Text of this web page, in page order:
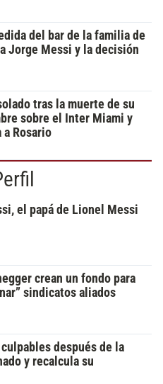
del bar de la familia de
Jorge Messi y la decisión
tras la muerte de su
sobre el Inter Miami y
Rosario
el papá de Lionel Messi
crean un fondo para
sindicatos aliados
culpables después de la
y recalcula su